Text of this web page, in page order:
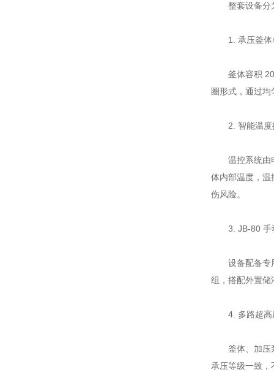
整套设备分为
1. 承压釜体
釜体容积
圈形式，通过
2. 智能温度
温控系统由电
体内部温度，
伤风险。
3. JB-80 手
设备配备专用
组，搭配外置储
4. 多路超高
釜体、加压泵
承压等级一致